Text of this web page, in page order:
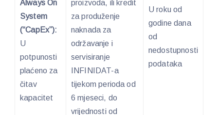
Always On
System
(“CapEx”):
U
potpunosti
plaćeno za
čitav
kapacitet
proizvoda, ili kredit
za produženje
naknada za
održavanje i
servisiranje
INFINIDAT-a
tijekom perioda od
6 mjeseci, do
vrijednosti od
U roku od
godine dana
od
nedostupnosti
podataka